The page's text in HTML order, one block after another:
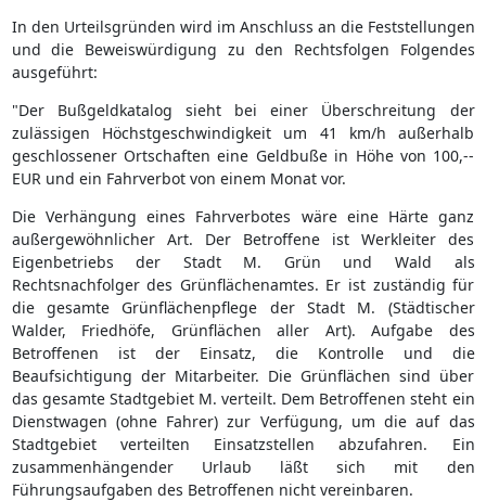
In den Urteilsgründen wird im Anschluss an die Feststellungen
und die Beweiswürdigung zu den Rechtsfolgen Folgendes
ausgeführt:
"Der Bußgeldkatalog sieht bei einer Überschreitung der
zulässigen Höchstgeschwindigkeit um 41 km/h außerhalb
geschlossener Ortschaften eine Geldbuße in Höhe von 100,--
EUR und ein Fahrverbot von einem Monat vor.
Die Verhängung eines Fahrverbotes wäre eine Härte ganz
außergewöhnlicher Art. Der Betroffene ist Werkleiter des
Eigenbetriebs der Stadt M. Grün und Wald als
Rechtsnachfolger des Grünflächenamtes. Er ist zuständig für
die gesamte Grünflächenpflege der Stadt M. (Städtischer
Walder, Friedhöfe, Grünflächen aller Art). Aufgabe des
Betroffenen ist der Einsatz, die Kontrolle und die
Beaufsichtigung der Mitarbeiter. Die Grünflächen sind über
das gesamte Stadtgebiet M. verteilt. Dem Betroffenen steht ein
Dienstwagen (ohne Fahrer) zur Verfügung, um die auf das
Stadtgebiet verteilten Einsatzstellen abzufahren. Ein
zusammenhängender Urlaub läßt sich mit den
Führungsaufgaben des Betroffenen nicht vereinbaren.